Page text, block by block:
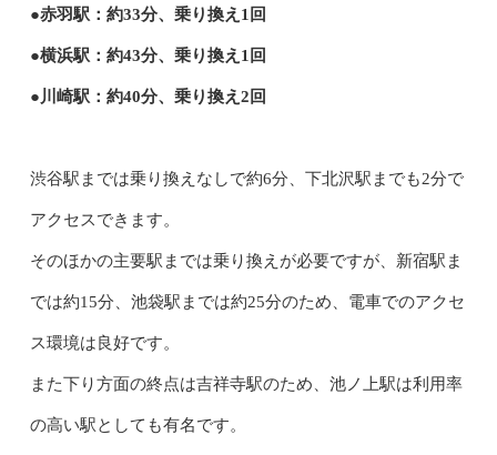
●赤羽駅：約33分、乗り換え1回
●横浜駅：約43分、乗り換え1回
●川崎駅：約40分、乗り換え2回
渋谷駅までは乗り換えなしで約6分、下北沢駅までも2分で
アクセスできます。
そのほかの主要駅までは乗り換えが必要ですが、新宿駅ま
では約15分、池袋駅までは約25分のため、電車でのアクセ
ス環境は良好です。
また下り方面の終点は吉祥寺駅のため、池ノ上駅は利用率
の高い駅としても有名です。